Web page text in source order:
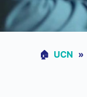
🏠︎ UCN »